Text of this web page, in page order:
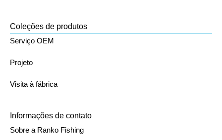
Coleções de produtos
Serviço OEM
Projeto
Visita à fábrica
Informações de contato
Sobre a Ranko Fishing